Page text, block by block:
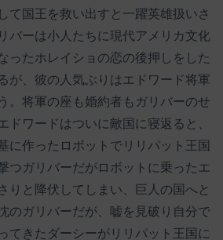
て国王を救い出すと一躍英雄扱いさ
バーは小人たちに現代アメリカ文化
ったホレイショの恋の後押しをした
が、彼の人気ぶりはエドワード将軍
。将軍の座も婚約者もガリバーのせ
ドワードはついに敵国に寝返ると、
に作ったロボットでリリパット王国
つガリバーだがロボットに乗ったエ
りと降伏してしまい、巨人の国へと
のガリバーだが、嘘を見破り自分で
てきたダーシーがリリパット王国に